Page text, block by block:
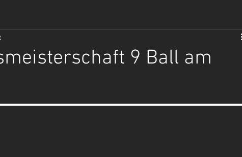
9 Ball am